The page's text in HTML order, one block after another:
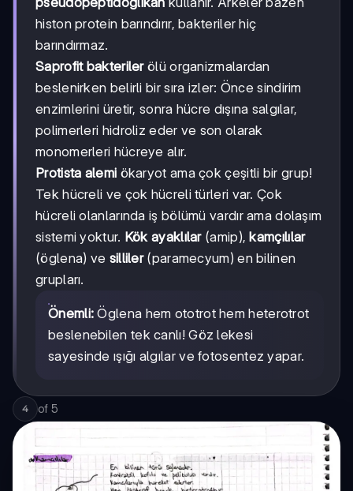
histon protein barındırır, bakteriler hiç
barındırmaz.
Saprofit bakterilerölü organizmalardan
beslenirken belirli bir sıra izler: Önce sindirim
enzimlerini üretir, sonra hücre dışına salgılar,
polimerleri hidroliz eder ve son olarak
monomerleri hücreye alır.
Protista alemi ökaryot ama çok çeşitli bir grup!
Tek hücreli ve çok hücreli türleri var. Çok
hücreli olanlarında iş bölümü vardır ama dolaşım
sistemi yoktur. Kök ayaklılar(amip),kamçılılar
(öglena) ve silliler(paramecyum) en bilinen
grupları.
Önemli: Öglena hem ototrot hem heterotrot
beslenebilen tek canlı! Göz lekesi
sayesinde ışığı algılar ve fotosentez yapar.
4 of 5